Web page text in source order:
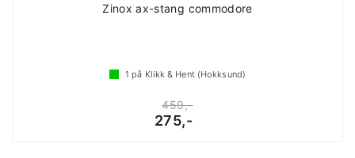
Zinox ax-stang commodore
1 på Klikk & Hent (Hokksund)
459,-
275,-